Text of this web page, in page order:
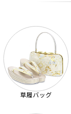
草履バッグ